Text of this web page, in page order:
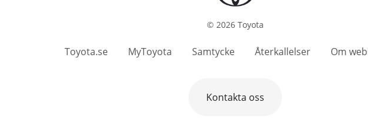
© 2026 Toyota
Toyota.se MyToyota Samtycke Återkallelser Om
Kontakta oss